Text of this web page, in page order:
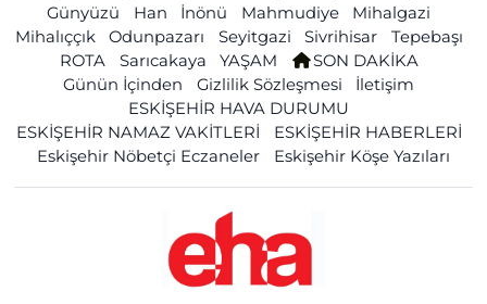
Günyüzü
Han İnönü Mahmudiye
Mihalgazi
Mihalıççık
Odunpazarı Seyitgazi Sivrihisar
Tepebaşı
ROTA
Sarıcakaya YAŞAM
SON DAKİKA
Günün İçinden
Gizlilik Sözleşmesi
İletişim
ESKİŞEHİR HAVA DURUMU
ESKİŞEHİR NAMAZ VAKİTLERİ
ESKİŞEHİR HABERLERİ
Eskişehir Nöbetçi Eczaneler
Eskişehir Köşe Yazıları